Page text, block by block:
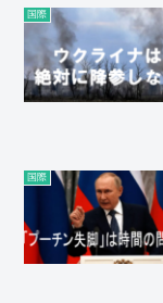
国際
国際